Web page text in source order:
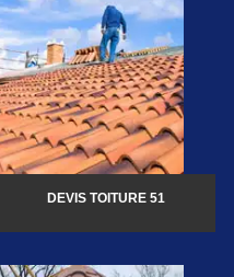
DEVIS TOITURE 51